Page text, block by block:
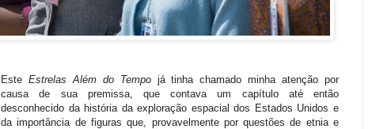
EsteEstrelas Além do Tempojá tinha chamado minha atenção por
causa de sua premissa, que contava um capítulo até então
desconhecido da história da exploração espacial dos Estados Unidos e
da importância de figuras que, provavelmente por questões de etnia e